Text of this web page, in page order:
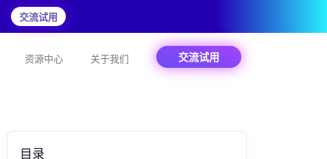
交流试用
资源中心 关于我们 交流试用
目录